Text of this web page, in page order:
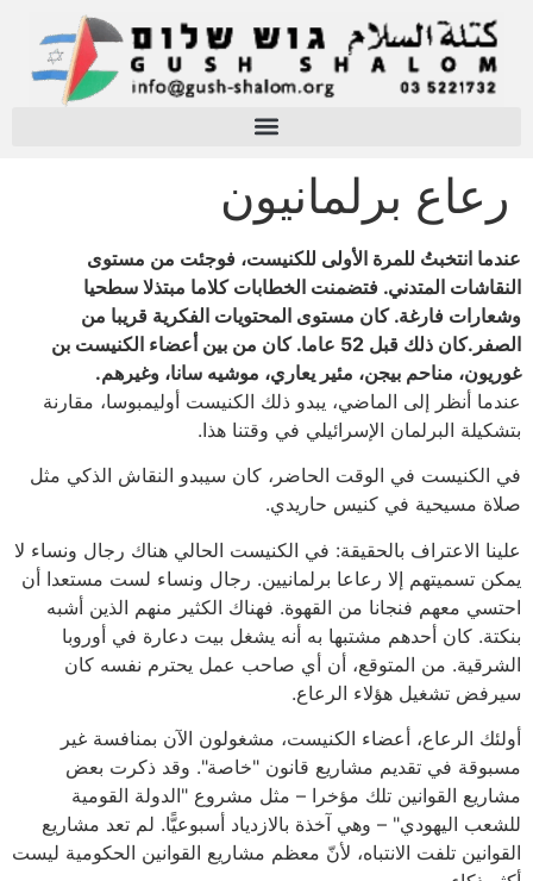
رعاع برلمانيون
عندما انتخبتُ للمرة الأولى للكنيست، فوجئت من مستوى
النقاشات المتدني. فتضمنت الخطابات كلاما مبتذلا سطحيا
وشعارات فارغة. كان مستوى المحتويات الفكرية قريبا من
الصفر.كان ذلك قبل 52 عاما. كان من بين أعضاء الكنيست بن
غوريون، مناحم بيجن، مئير يعاري، موشيه سانا، وغيرهم.
عندما أنظر إلى الماضي، يبدو ذلك الكنيست أوليمبوسا، مقارنة
بتشكيلة البرلمان الإسرائيلي في وقتنا هذا.
في الكنيست في الوقت الحاضر، كان سيبدو النقاش الذكي مثل
صلاة مسيحية في كنيس حاريدي.
علينا الاعتراف بالحقيقة: في الكنيست الحالي هناك رجال ونساء لا
يمكن تسميتهم إلا رعاعا برلمانيين. رجال ونساء لست مستعدا أن
احتسي معهم فنجانا من القهوة. فهناك الكثير منهم الذين أشبه
بنكتة. كان أحدهم مشتبها به أنه يشغل بيت دعارة في أوروبا
الشرقية. من المتوقع، أن أي صاحب عمل يحترم نفسه كان
سيرفض تشغيل هؤلاء الرعاع.
أولئك الرعاع، أعضاء الكنيست، مشغولون الآن بمنافسة غير
مسبوقة في تقديم مشاريع قانون "خاصة". وقد ذكرت بعض
مشاريع القوانين تلك مؤخرا – مثل مشروع "الدولة القومية
للشعب اليهودي" – وهي آخذة بالازدياد أسبوعيًّا. لم تعد مشاريع
القوانين تلفت الانتباه، لأنّ معظم مشاريع القوانين الحكومية ليست